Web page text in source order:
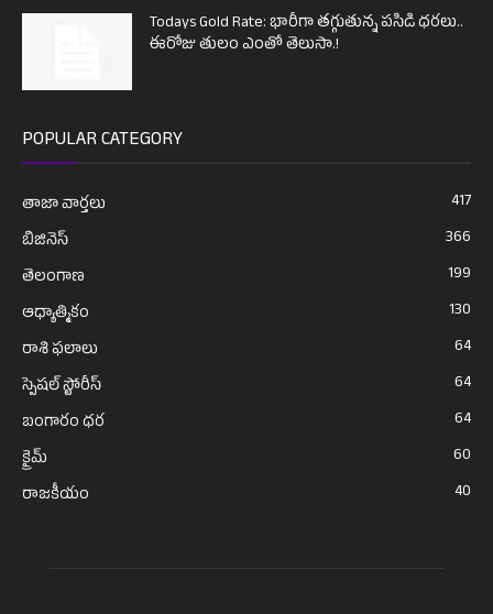
Todays Gold Rate: భారీగా తగ్గుతున్న పసిడి ధరలు..
ఈరోజు తులం ఎంతో తెలుసా.!
POPULAR CATEGORY
తాజా వార్తలు
417
బిజినెస్
366
తెలంగాణ
199
ఆధ్యాత్మికం
130
రాశి ఫలాలు
64
స్పెషల్ స్టోరీస్
64
బంగారం ధర
64
క్రైమ్
60
రాజకీయం
40